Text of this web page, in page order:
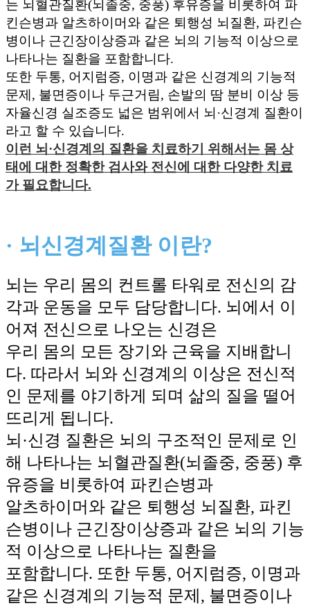
는 뇌혈관질환(뇌졸중, 중풍) 후유증을 비롯하여 파
킨슨병과 알츠하이머와 같은 퇴행성 뇌질환, 파킨슨
병이나 근긴장이상증과 같은 뇌의 기능적 이상으로
나타나는 질환을 포함합니다.
또한 두통, 어지럼증, 이명과 같은 신경계의 기능적
문제, 불면증이나 두근거림, 손발의 땀 분비 이상 등
자율신경 실조증도 넓은 범위에서 뇌·신경계 질환이
라고 할 수 있습니다.
이런 뇌·신경계의 질환을 치료하기 위해서는 몸 상
태에 대한 정확한 검사와 전신에 대한 다양한 치료
가 필요합니다.
· 뇌신경계질환 이란?
뇌는 우리 몸의 컨트롤 타워로 전신의 감
각과 운동을 모두 담당합니다. 뇌에서 이
어져 전신으로 나오는 신경은
우리 몸의 모든 장기와 근육을 지배합니
다. 따라서 뇌와 신경계의 이상은 전신적
인 문제를 야기하게 되며 삶의 질을 떨어
뜨리게 됩니다.
뇌·신경 질환은 뇌의 구조적인 문제로 인
해 나타나는 뇌혈관질환(뇌졸중, 중풍) 후
유증을 비롯하여 파킨슨병과
알츠하이머와 같은 퇴행성 뇌질환, 파킨
슨병이나 근긴장이상증과 같은 뇌의 기능
적 이상으로 나타나는 질환을
포함합니다. 또한 두통, 어지럼증, 이명과
같은 신경계의 기능적 문제, 불면증이나